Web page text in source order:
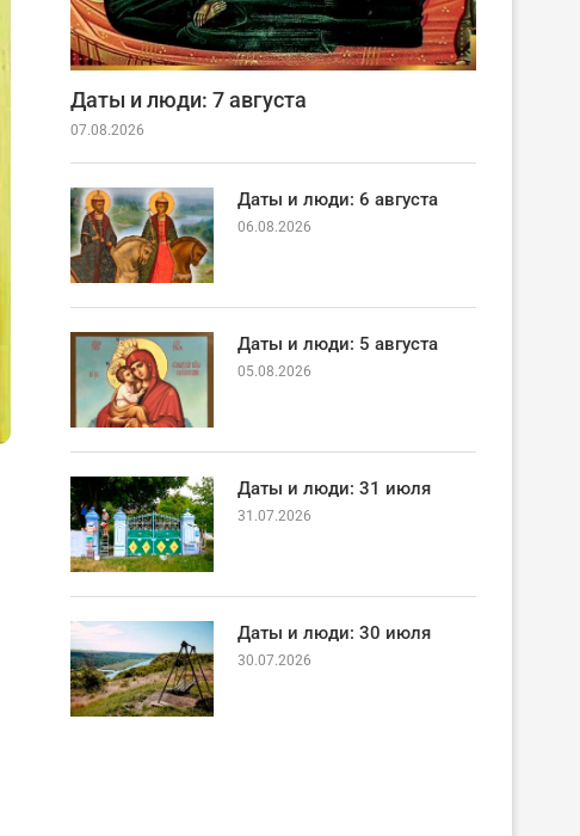
Даты и люди: 7 августа
07.08.2026
Даты и люди: 6 августа
06.08.2026
Даты и люди: 5 августа
05.08.2026
Даты и люди: 31 июля
31.07.2026
Даты и люди: 30 июля
30.07.2026